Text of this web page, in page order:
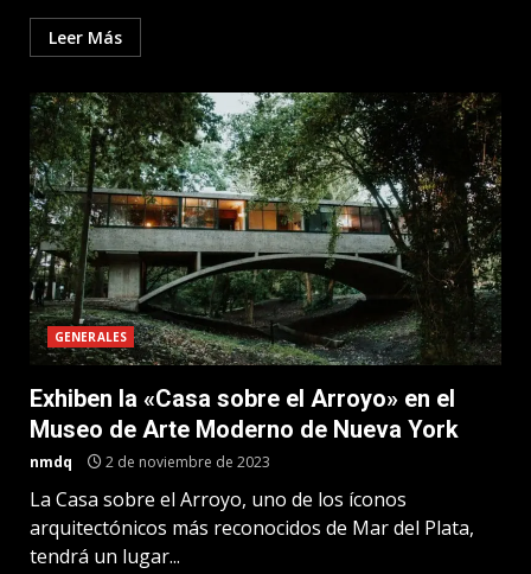
Leer Más
GENERALES
Exhiben la «Casa sobre el Arroyo» en el
Museo de Arte Moderno de Nueva York
nmdq 2 de noviembre de 2023
La Casa sobre el Arroyo, uno de los íconos
arquitectónicos más reconocidos de Mar del Plata,
tendrá un lugar...